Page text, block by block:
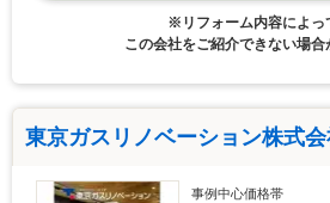
※リフォーム内容によっ
この会社をご紹介できない場合
東京ガスリノベーション株式
事例中心価格帯